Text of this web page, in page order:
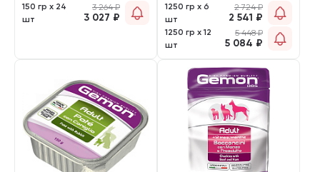
150 гр х 24
шт
3 264₽
3 027 ₽
1250 гр х 6
шт
2 724₽
2 541 ₽
1250 гр х 12
шт
5 448₽
5 084 ₽